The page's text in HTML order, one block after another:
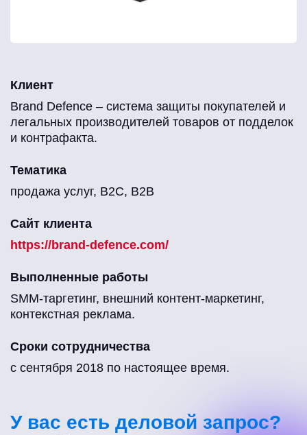
Клиент
Brand Defence – система защиты покупателей и
легальных производителей товаров от подделок
и контрафакта.
Тематика
продажа услуг, B2C, B2B
Сайт клиента
https://brand-defence.com/
Выполненные работы
SMM-таргетинг, внешний контент-маркетинг,
контекстная реклама.
Сроки сотрудничества
с сентября 2018 по настоящее время.
У вас есть деловой запрос?